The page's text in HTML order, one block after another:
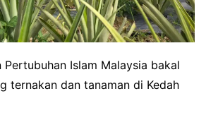
Pertubuhan Islam Malaysia bakal
ternakan dan tanaman di Kedah